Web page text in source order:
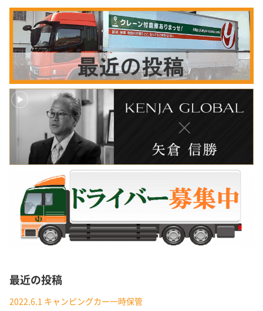
最近の投稿
2022.6.1 キャンピングカー一時保管